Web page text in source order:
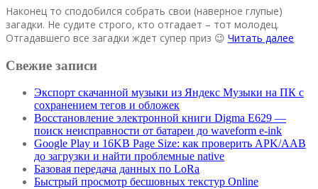
Наконец то сподобился собрать свои (наверное глупые)
загадки. Не судите строго, кто отгадает – тот молодец.
Отгадавшего все загадки ждет супер приз 😉 Читать далее
Свежие записи
Экспорт скачанной музыки из Яндекс Музыки на ПК с
сохранением тегов и обложек
Восстановление электронной книги Digma E629 —
поиск неисправности от батареи до waveform e-ink
Google Play и 16KB Page Size: как проверить APK/AAB
до загрузки и найти проблемные native
Базовая передача данных по LoRa
Быстрый просмотр бесшовных текстур Online